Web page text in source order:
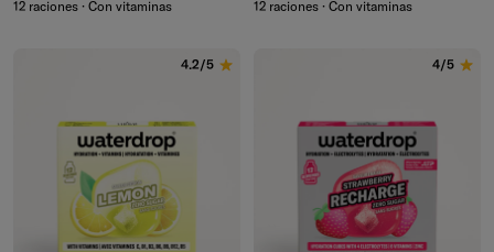
12 raciones · Con vitaminas 12 raciones · Con vitaminas
4.2/5 4/5